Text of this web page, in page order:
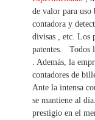
de valor para uso
contadora y
divisas
etc. Los
patentes.
Todos
. Además, la
contadores de
Ante la intensa
se mantiene al
prestigio en el